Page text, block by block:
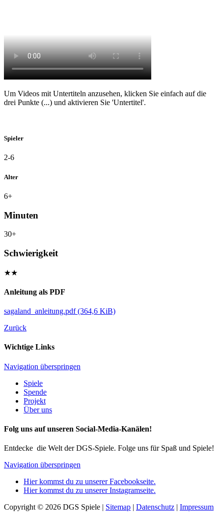
Um Videos mit Untertiteln anzusehen, klicken Sie einfach auf die
drei Punkte (...) und aktivieren Sie 'Untertitel'.
Spieler
2-6
Alter
6+
Minuten
30+
Schwierigkeit
★★
Anleitung als PDF
sagaland_anleitung.pdf(364,6 KiB)
Zurück
Wichtige Links
Navigation überspringen
Spiele
Spende
Projekt
Über uns
Folg uns auf unseren Social-Media-Kanälen!
Entdecke die Welt der DGS-Spiele. Folge uns für Spaß und Spiele!
Navigation überspringen
Hier kommst du zu unserer Facebookseite.
Hier kommst du zu unserer Instagramseite.
Copyright © 2026 DGS Spiele | Sitemap | Datenschutz | Impressum